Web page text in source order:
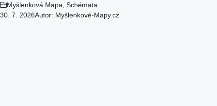
Myšlenková Mapa Schémata
30. 7. 2026Autor: Myšlenkové-Mapy.cz